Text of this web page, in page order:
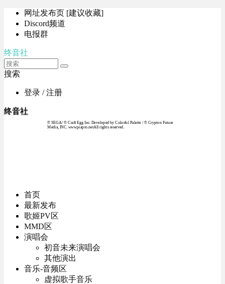
网址发布页 [建议收藏]
Discord频道
电报群
终音社
搜索
登录 / 注册
终音社
© SEGA / © Craft Egg Inc. Developed by Colorful Palette / © Crypton Future
Media, INC. www.piapro.netAll rights reserved.
首页
最新发布
歌姬PV区
MMD区
演唱会
初音未来演唱会
其他演出
音乐-音频区
虚拟歌手音乐